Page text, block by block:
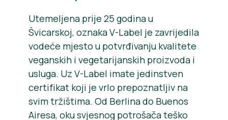
Utemeljena prije 25 godina u
Švicarskoj, oznaka V-Label je zavrijedila
vodeće mjesto u potvrđivanju kvalitete
veganskih i vegetarijanskih proizvoda i
usluga. Uz V-Label imate jedinstven
certifikat koji je vrlo prepoznatljiv na
svim tržištima. Od Berlina do Buenos
Airesa, oku svjesnog potrošača teško